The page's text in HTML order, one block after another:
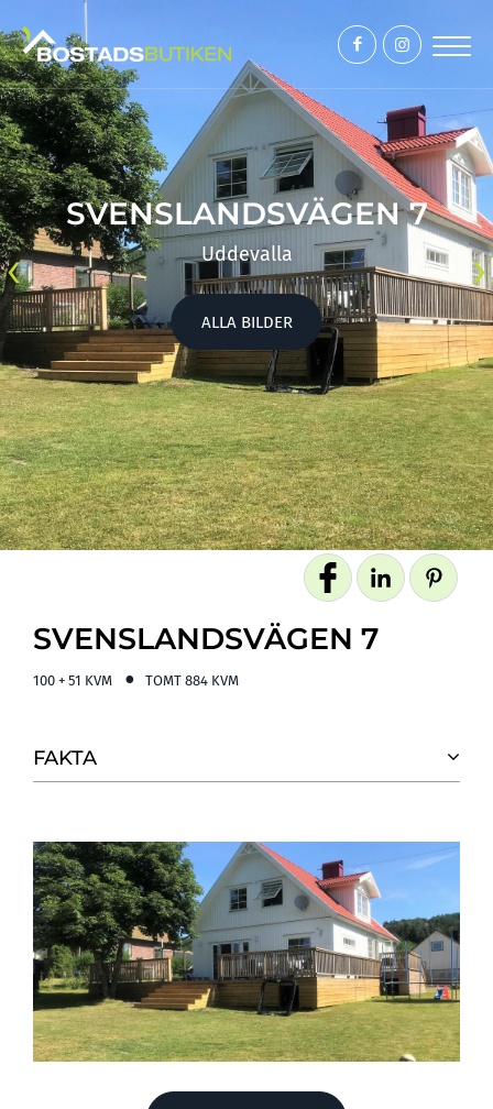
SVENSLANDSVÄGEN 7
Uddevalla
ALLA BILDER
‹ ›
SVENSLANDSVÄGEN 7
100 + 51 KVM TOMT 884 KVM
FAKTA